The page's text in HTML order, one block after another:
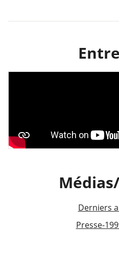
Derniers
Presse-